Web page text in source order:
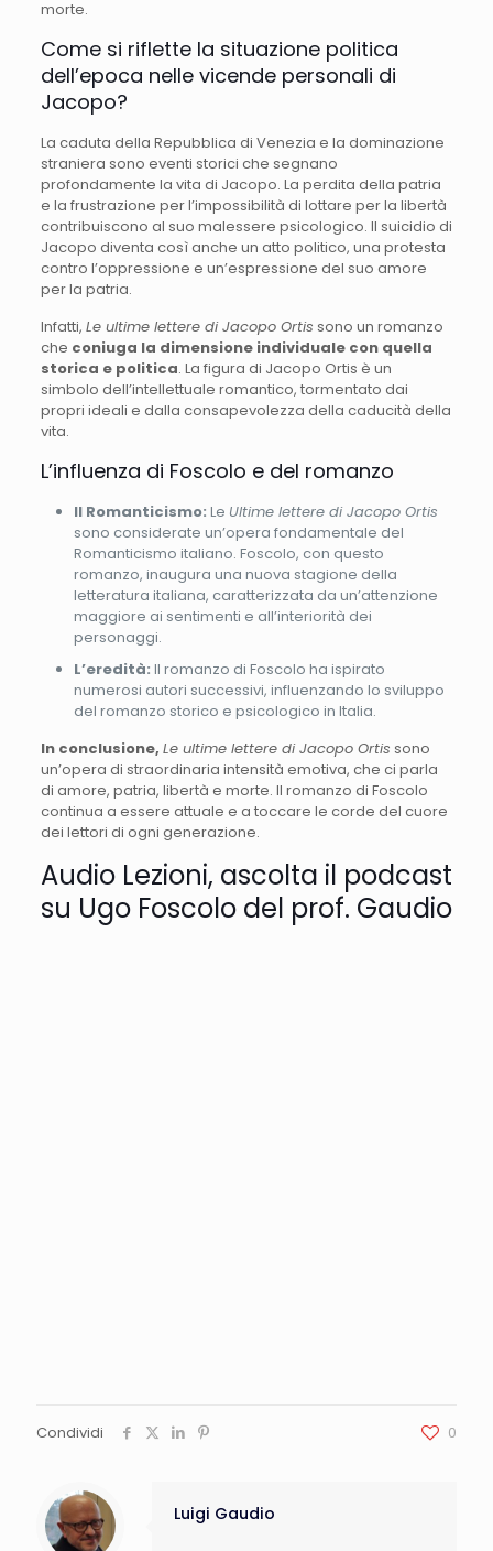
morte.
Come si riflette la situazione politica
dell’epoca nelle vicende personali di
Jacopo?
La caduta della Repubblica di Venezia e la dominazione
straniera sono eventi storici che segnano
profondamente la vita di Jacopo. La perdita della patria
e la frustrazione per l’impossibilità di lottare per la libertà
contribuiscono al suo malessere psicologico. Il suicidio di
Jacopo diventa così anche un atto politico, una protesta
contro l’oppressione e un’espressione del suo amore
per la patria.
Infatti, Le ultime lettere di Jacopo Ortis sono un romanzo
che coniuga la dimensione individuale con quella
storica e politica. La figura di Jacopo Ortis è un
simbolo dell’intellettuale romantico, tormentato dai
propri ideali e dalla consapevolezza della caducità della
vita.
L’influenza di Foscolo e del romanzo
Il Romanticismo: Le Ultime lettere di Jacopo Ortis
sono considerate un’opera fondamentale del
Romanticismo italiano. Foscolo, con questo
romanzo, inaugura una nuova stagione della
letteratura italiana, caratterizzata da un’attenzione
maggiore ai sentimenti e all’interiorità dei
personaggi.
L’eredità: Il romanzo di Foscolo ha ispirato
numerosi autori successivi, influenzando lo sviluppo
del romanzo storico e psicologico in Italia.
In conclusione, Le ultime lettere di Jacopo Ortis sono
un’opera di straordinaria intensità emotiva, che ci parla
di amore, patria, libertà e morte. Il romanzo di Foscolo
continua a essere attuale e a toccare le corde del cuore
dei lettori di ogni generazione.
Audio Lezioni, ascolta il podcast
su Ugo Foscolo del prof. Gaudio
Condividi 0
Luigi Gaudio